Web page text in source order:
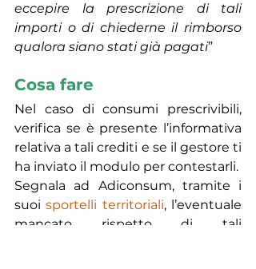
eccepire la prescrizione di tali
importi o di chiederne il rimborso
qualora siano stati già pagati”
Cosa fare
Nel caso di consumi prescrivibili,
verifica se è presente l’informativa
relativa a tali crediti e se il gestore ti
ha inviato il modulo per contestarli.
Segnala ad Adiconsum, tramite i
suoi sportelli territoriali, l’eventuale
mancato rispetto di tali